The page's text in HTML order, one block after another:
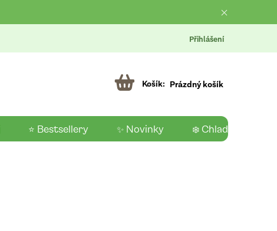
Přihlášení
Prázdný košík
⭐ Bestsellery ✨ Novinky ❄️ Chladící